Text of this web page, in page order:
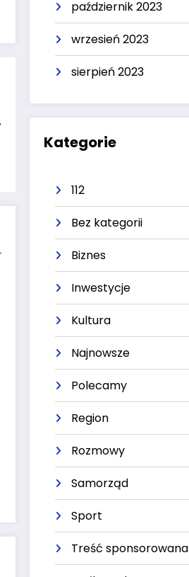
październik 2023
wrzesień 2023
sierpień 2023
Kategorie
112
Bez kategorii
Biznes
Inwestycje
Kultura
Najnowsze
Polecamy
Region
Rozmowy
Samorząd
Sport
Treść sponsorowana